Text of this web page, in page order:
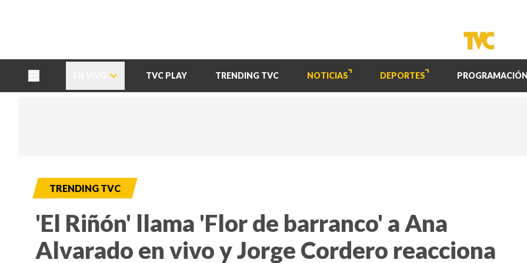
TVC PLAY TRENDING TVC NOTICIAS DEPORTES PROGRAMACIÓN
TRENDING TVC
'El Riñón' llama 'Flor de barranco' a Ana
Alvarado en vivo y Jorge Cordero reacciona